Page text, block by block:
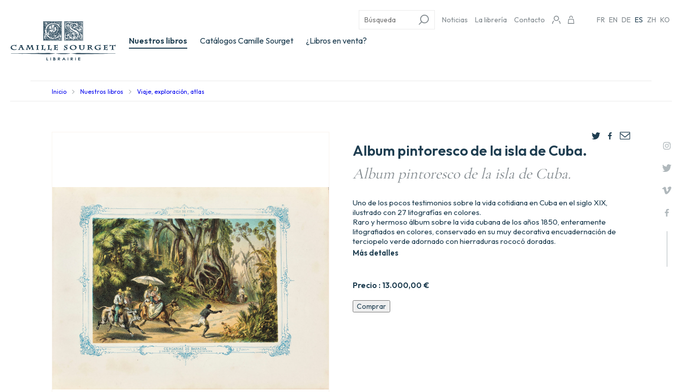
Nuestros libros Catálogos Camille Sourget ¿Libros en venta?
Noticias La librería Contacto FR EN DE ES ZH KO
Inicio Nuestros libros Viaje, exploración, atlas
Album pintoresco de la isla de Cuba.
Album pintoresco de la isla de Cuba.
Precio : 13.000,00 €
Uno de los pocos testimonios sobre la vida cotidiana en Cuba en el siglo XIX,
ilustrado con 27 litografías en colores.
Raro y hermoso álbum sobre la vida cubana de los años 1850, enteramente
litografiados en colores, conservado en su muy decorativa encuadernación de
terciopelo verde adornado con hierraduras rococó doradas.
Más detalles
Album
pintoresco
Comprar